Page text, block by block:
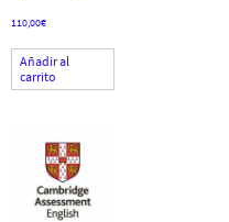
110,00€
Añadir al
carrito